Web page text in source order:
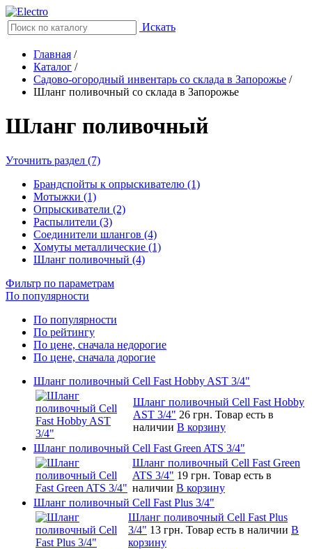
Искать
Главная /
Каталог /
Садово-огородный инвентарь со склада в Запорожье /
Шланг поливочный со склада в Запорожье
Шланг поливочный
Уточнить раздел (7)
Брандспойты к опрыскивателю (1)
Мотыжки (1)
Опрыскиватели (2)
Распылители (3)
Соединители шлангов (4)
Хомуты металлические (1)
Шланг поливочный (4)
Фильтр по параметрам
По популярности
По популярности
По рейтингу
По цене, сначала недорогие
По цене, сначала дорогие
Шланг поливочный Cell Fast Hobby AST 3/4"
Шланг поливочный Cell Fast Hobby
AST 3/4" 26 грн. Товар есть в
наличии В корзину
Шланг поливочный Cell Fast Green ATS 3/4"
Шланг поливочный Cell Fast Green
ATS 3/4" 19 грн. Товар есть в
наличии В корзину
Шланг поливочный Cell Fast Plus 3/4"
Шланг поливочный Cell Fast Plus
3/4" 13 грн. Товар есть в наличии В
корзину